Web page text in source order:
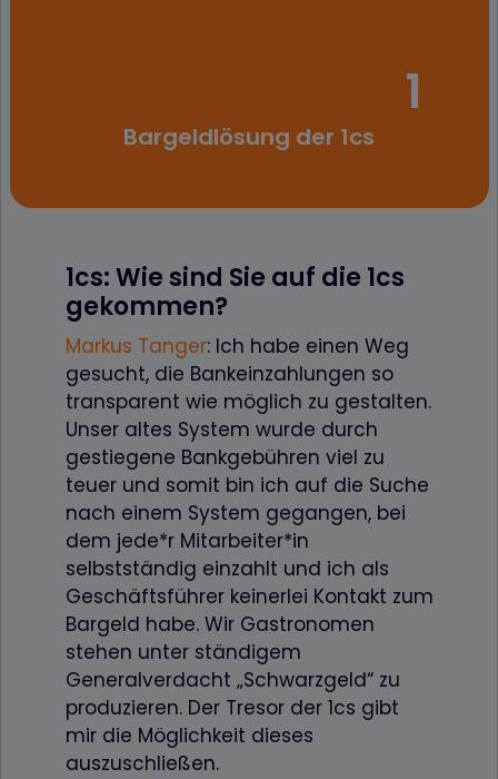
1
Bargeldlösung der 1cs
1cs: Wie sind Sie auf die 1cs
gekommen?
Markus Tanger: Ich habe einen Weg
gesucht, die Bankeinzahlungen so
transparent wie möglich zu gestalten.
Unser altes System wurde durch
gestiegene Bankgebühren viel zu
teuer und somit bin ich auf die Suche
nach einem System gegangen, bei
dem jede*r Mitarbeiter*in
selbstständig einzahlt und ich als
Geschäftsführer keinerlei Kontakt zum
Bargeld habe. Wir Gastronomen
stehen unter ständigem
Generalverdacht „Schwarzgeld“ zu
produzieren. Der Tresor der 1cs gibt
mir die Möglichkeit dieses
auszuschließen.